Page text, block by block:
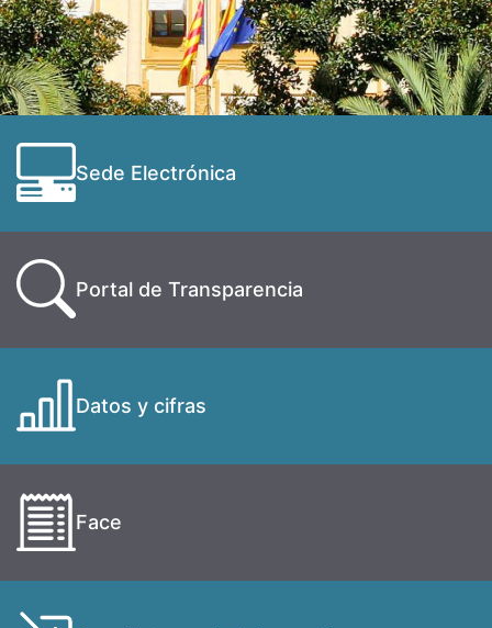
Sede Electrónica
Portal de Transparencia
Datos y cifras
Face